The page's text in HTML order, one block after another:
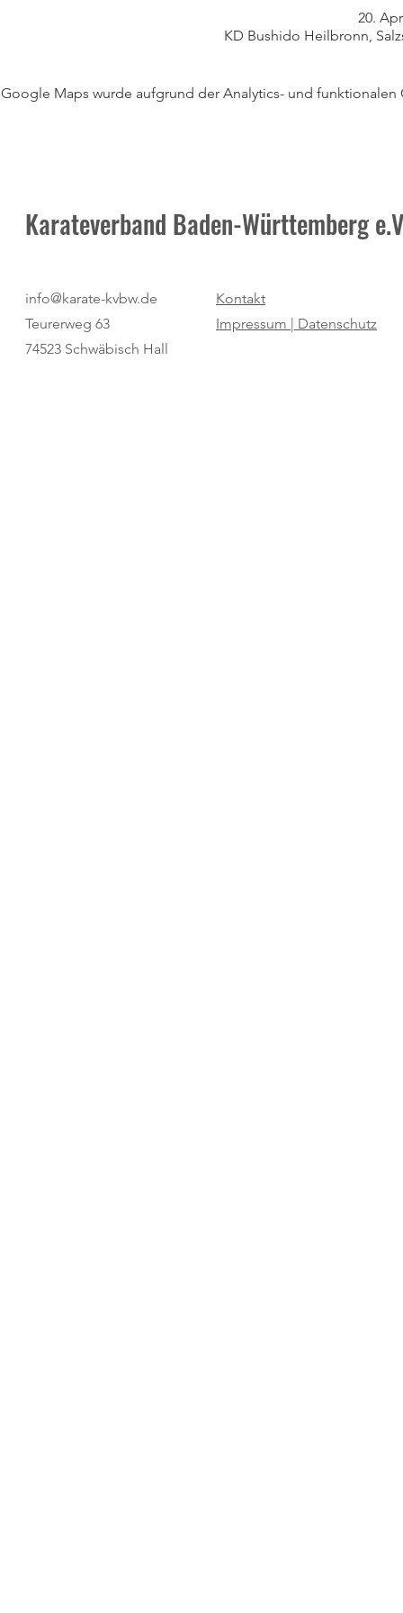
20.
KD Bushido Heilbronn,
Google Maps wurde aufgrund der Analytics- und
Karateverband Baden-Württemberg
info@karate-kvbw.de
Teurerweg 63
74523 Schwäbisch Hall
Kontakt
Impressum | Datenschutz